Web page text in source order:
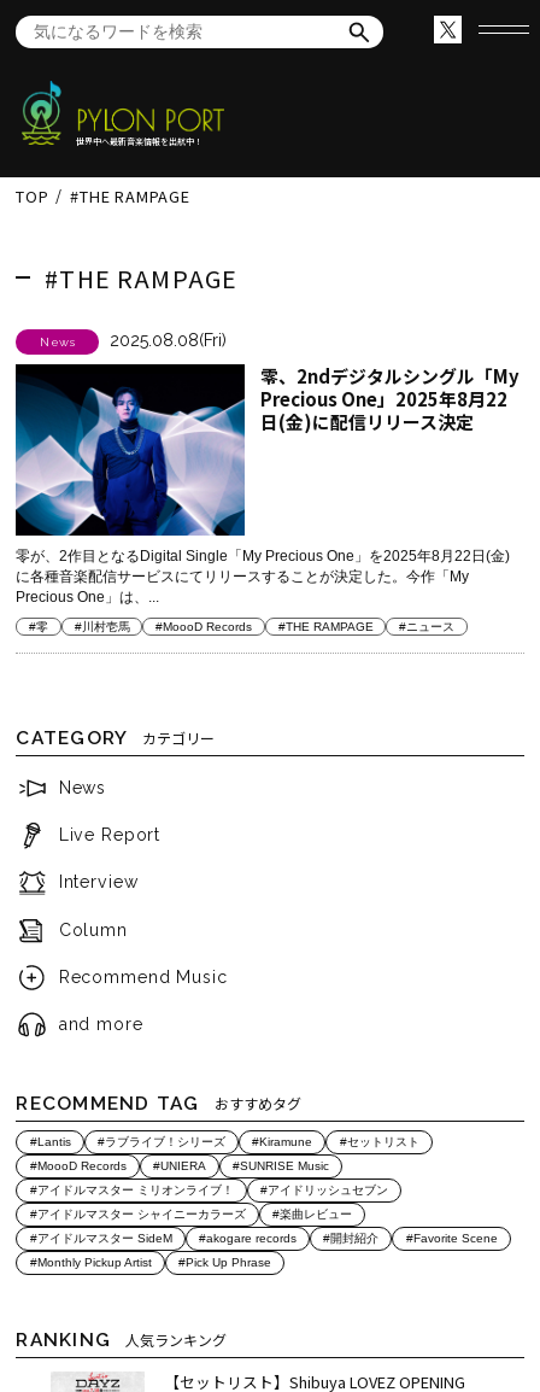
世界中へ最新音楽情報を出航中！
TOP #THE RAMPAGE
#THE RAMPAGE
News 2025.08.08(Fri)
零、2ndデジタルシングル「My
Precious One」2025年8月22
日(金)に配信リリース決定
零が、2作目となるDigital Single「My Precious One」を2025年8月22日(金)
に各種音楽配信サービスにてリリースすることが決定した。今作「My
Precious One」は、...
#零 #川村壱馬 #MoooD Records #THE RAMPAGE #ニュース
CATEGORY カテゴリー
News
Live Report
Interview
Column
Recommend Music
and more
RECOMMEND TAG おすすめタグ
#Lantis #ラブライブ！シリーズ #Kiramune
#セットリスト
#MoooD Records
#UNIERA
#SUNRISE Music
#アイドルマスター ミリオンライブ！
#アイドリッシュセブン
#アイドルマスター シャイニーカラーズ
#楽曲レビュー
#アイドルマスター SideM
#akogare records #開封紹介
#Favorite Scene
#Monthly Pickup Artist
#Pick Up Phrase
RANKING 人気ランキング
【セットリスト】Shibuya LOVEZ OPENING